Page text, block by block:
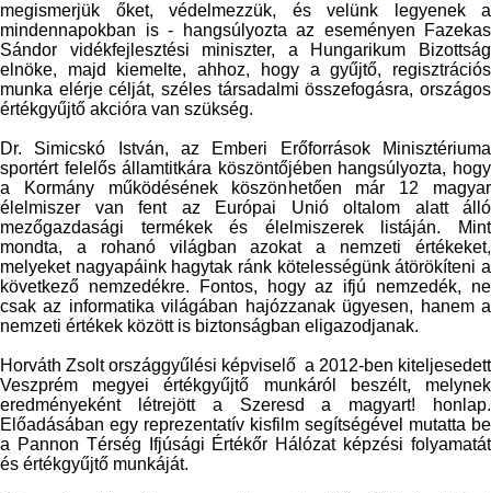
megismerjük őket, védelmezzük, és velünk legyenek a
mindennapokban is - hangsúlyozta az eseményen Fazekas
Sándor vidékfejlesztési miniszter, a Hungarikum Bizottság
elnöke, majd kiemelte, ahhoz, hogy a gyűjtő, regisztrációs
munka elérje célját, széles társadalmi összefogásra, országos
értékgyűjtő akcióra van szükség.
Dr. Simicskó István, az Emberi Erőforrások Minisztériuma
sportért felelős államtitkára köszöntőjében hangsúlyozta, hogy
a Kormány működésének köszönhetően már 12 magyar
élelmiszer van fent az Európai Unió oltalom alatt álló
mezőgazdasági termékek és élelmiszerek listáján. Mint
mondta, a rohanó világban azokat a nemzeti értékeket,
melyeket nagyapáink hagytak ránk kötelességünk átörökíteni a
következő nemzedékre. Fontos, hogy az ifjú nemzedék, ne
csak az informatika világában hajózzanak ügyesen, hanem a
nemzeti értékek között is biztonságban eligazodjanak.
Horváth Zsolt országgyűlési képviselő a 2012-ben kiteljesedett
Veszprém megyei értékgyűjtő munkáról beszélt, melynek
eredményeként létrejött a Szeresd a magyart! honlap.
Előadásában egy reprezentatív kisfilm segítségével mutatta be
a Pannon Térség Ifjúsági Értékőr Hálózat képzési folyamatát
és értékgyűjtő munkáját.